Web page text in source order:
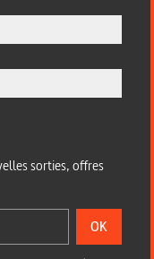
sorties, offres
OK